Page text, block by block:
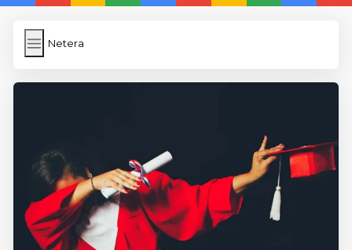
Netera
Netera
Anasayfa
5 Günde İngilizce
İngilizce